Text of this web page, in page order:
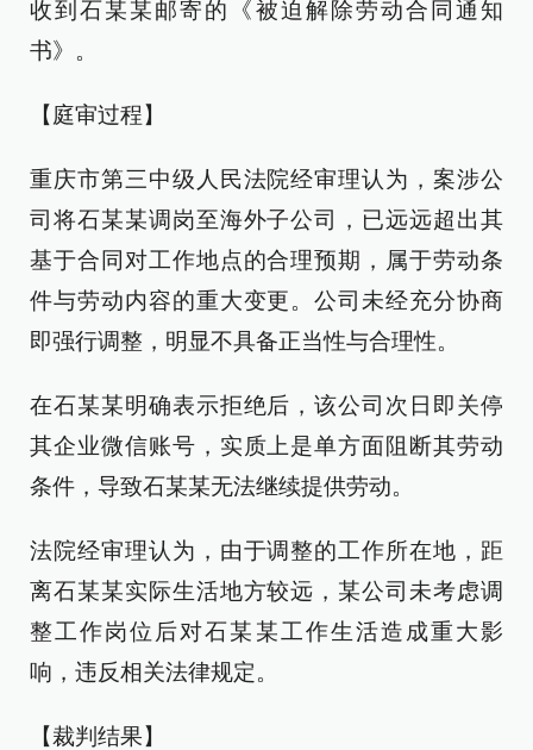
收到石某某邮寄的《被迫解除劳动合同通知
书》。
【庭审过程】
重庆市第三中级人民法院经审理认为，案涉公
司将石某某调岗至海外子公司，已远远超出其
基于合同对工作地点的合理预期，属于劳动条
件与劳动内容的重大变更。公司未经充分协商
即强行调整，明显不具备正当性与合理性。
在石某某明确表示拒绝后，该公司次日即关停
其企业微信账号，实质上是单方面阻断其劳动
条件，导致石某某无法继续提供劳动。
法院经审理认为，由于调整的工作所在地，距
离石某某实际生活地方较远，某公司未考虑调
整工作岗位后对石某某工作生活造成重大影
响，违反相关法律规定。
【裁判结果】